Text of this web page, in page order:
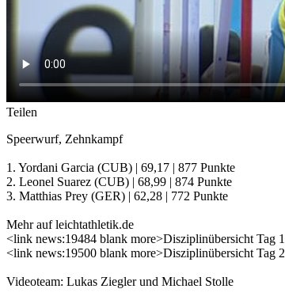
Teilen
Speerwurf, Zehnkampf
1. Yordani Garcia (CUB) | 69,17 | 877 Punkte
2. Leonel Suarez (CUB) | 68,99 | 874 Punkte
3. Matthias Prey (GER) | 62,28 | 772 Punkte
Mehr auf leichtathletik.de
<link news:19484 blank more>Disziplinübersicht Tag 1
<link news:19500 blank more>Disziplinübersicht Tag 2
Videoteam: Lukas Ziegler und Michael Stolle